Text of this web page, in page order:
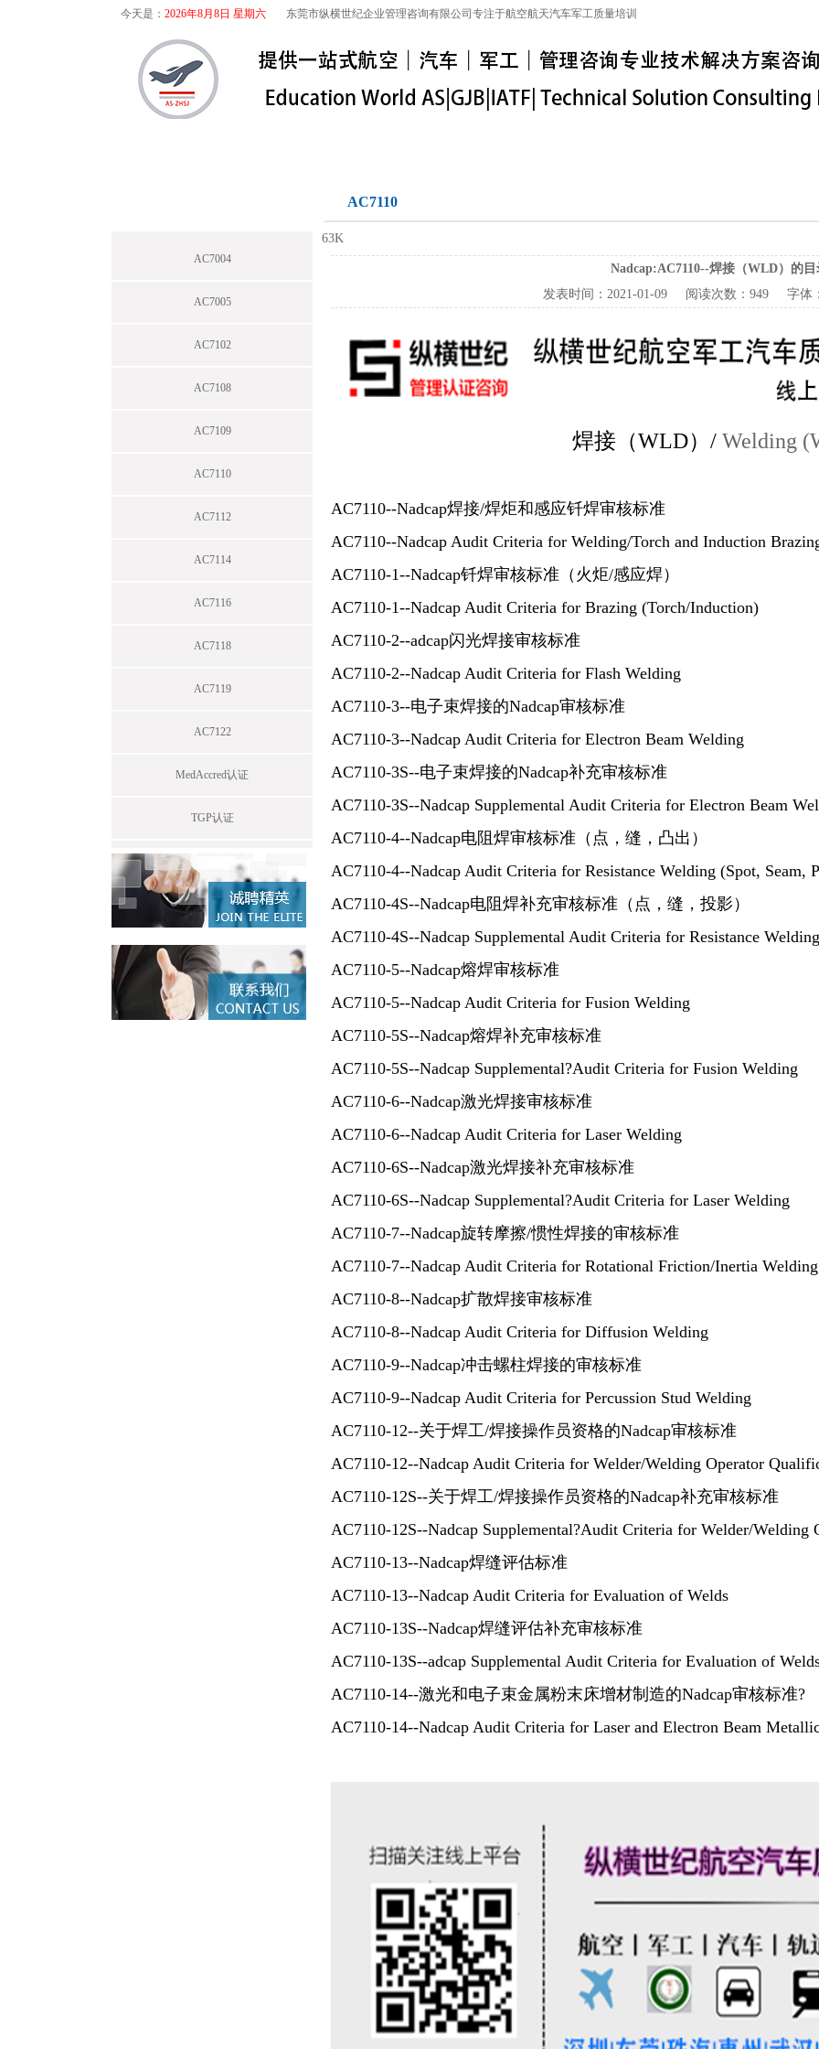
今天是： 2026年8月8日 星期六 东莞市纵横世纪企业管理咨询有限公司专注于航空航天汽车军工质量培训
AC7004
AC7005
AC7102
AC7108
AC7109
AC7110
AC7112
AC7114
AC7116
AC7118
AC7119
AC7122
MedAccred认证
TGP认证
AC7110
63K
Nadcap:AC7110--焊接（WLD）的目
发表时间： 2021-01-09阅读次数： 949 字体
焊接（WLD）/ Welding
AC7110--Nadcap焊接/焊炬和感应钎焊审核标准
AC7110--Nadcap Audit Criteria for Welding/Torch and Induction
AC7110-1--Nadcap钎焊审核标准（火炬/感应焊）
AC7110-1--Nadcap Audit Criteria for Brazing (Torch/Induction)
AC7110-2--adcap闪光焊接审核标准
AC7110-2--Nadcap Audit Criteria for Flash Welding
AC7110-3--电子束焊接的Nadcap审核标准
AC7110-3--Nadcap Audit Criteria for Electron Beam Welding
AC7110-3S--电子束焊接的Nadcap补充审核标准
AC7110-3S--Nadcap Supplemental Audit Criteria for Electron Beam
AC7110-4--Nadcap电阻焊审核标准（点，缝，凸出）
AC7110-4--Nadcap Audit Criteria for Resistance Welding (Spot, Seam,
AC7110-4S--Nadcap电阻焊补充审核标准（点，缝，投影）
AC7110-4S--Nadcap Supplemental Audit Criteria for Resistance
AC7110-5--Nadcap熔焊审核标准
AC7110-5--Nadcap Audit Criteria for Fusion Welding
AC7110-5S--Nadcap熔焊补充审核标准
AC7110-5S--Nadcap Supplemental?Audit Criteria for Fusion Welding
AC7110-6--Nadcap激光焊接审核标准
AC7110-6--Nadcap Audit Criteria for Laser Welding
AC7110-6S--Nadcap激光焊接补充审核标准
AC7110-6S--Nadcap Supplemental?Audit Criteria for Laser Welding
AC7110-7--Nadcap旋转摩擦/惯性焊接的审核标准
AC7110-7--Nadcap Audit Criteria for Rotational Friction/Inertia Welding
AC7110-8--Nadcap扩散焊接审核标准
AC7110-8--Nadcap Audit Criteria for Diffusion Welding
AC7110-9--Nadcap冲击螺柱焊接的审核标准
AC7110-9--Nadcap Audit Criteria for Percussion Stud Welding
AC7110-12--关于焊工/焊接操作员资格的Nadcap审核标准
AC7110-12--Nadcap Audit Criteria for Welder/Welding Operator
AC7110-12S--关于焊工/焊接操作员资格的Nadcap补充审核标准
AC7110-12S--Nadcap Supplemental?Audit Criteria for Welder/Welding
AC7110-13--Nadcap焊缝评估标准
AC7110-13--Nadcap Audit Criteria for Evaluation of Welds
AC7110-13S--Nadcap焊缝评估补充审核标准
AC7110-13S--adcap Supplemental Audit Criteria for Evaluation of
AC7110-14--激光和电子束金属粉末床增材制造的Nadcap审核标准?
AC7110-14--Nadcap Audit Criteria for Laser and Electron Beam